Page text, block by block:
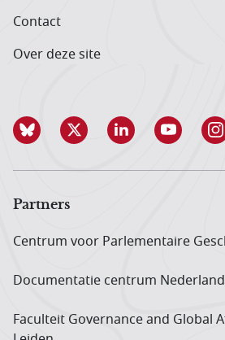
Contact
Over deze site
Partners
Centrum voor Parlementaire
Documentatie centrum
Faculteit Governance and Global